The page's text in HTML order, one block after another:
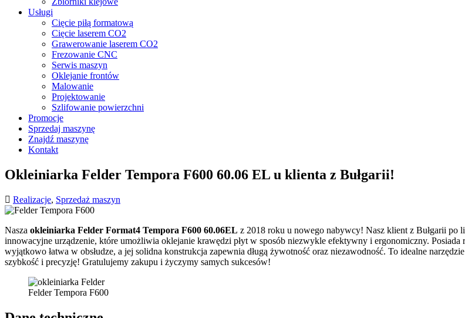
Usługi
Cięcie piłą formatową
Cięcie laserem CO2
Grawerowanie laserem CO2
Frezowanie CNC
Serwis maszyn
Oklejanie frontów
Malowanie
Projektowanie
Szlifowanie powierzchni
Promocje
Sprzedaj maszynę
Znajdź maszynę
Kontakt
Okleiniarka Felder Tempora F600 60.06 EL u klienta z Bułgarii!
Realizacje, Sprzedaż maszyn
Nasza okleiniarka Felder Format4 Tempora F600 60.06EL z 2018 roku u nowego nabywcy! Nasz klient z Bułgarii po
innowacyjne urządzenie, które umożliwia oklejanie krawędzi płyt w sposób niezwykle efektywny i ergonomiczny.
wyjątkowo łatwa w obsłudze, a jej solidna konstrukcja zapewnia długą żywotność oraz niezawodność. To idealne
szybkość i precyzję! Gratulujemy zakupu i życzymy samych sukcesów!
Felder Tempora F600